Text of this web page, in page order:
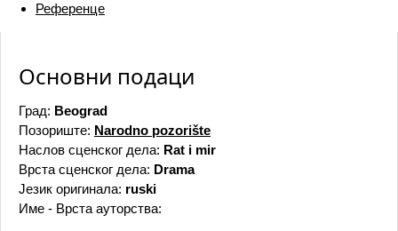
Референце
Основни подаци
Град: Beograd
Позориште: Narodno pozorište
Наслов сценског дела: Rat i mir
Врста сценског дела: Drama
Језик оригинала: ruski
Име - Врста ауторства: